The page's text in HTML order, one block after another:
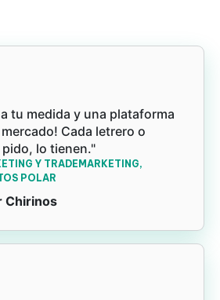
tu medida y una plataforma
Cada letrero o
lo tienen."
Y TRADEMARKETING,
POLAR
Chirinos